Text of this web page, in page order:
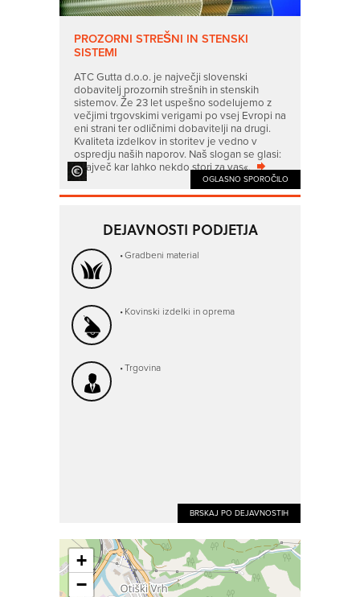
PROZORNI STREŠNI IN STENSKI
SISTEMI
ATC Gutta d.o.o. je največji slovenski
dobavitelj prozornih strešnih in stenskih
sistemov. Že 23 let uspešno sodelujemo z
večjimi trgovskimi verigami po vsej Evropi na
eni strani ter odličnimi dobavitelji na drugi.
Kvaliteta izdelkov in storitev je vedno v
ospredju naših naporov. Naš slogan se glasi:
»Največ kar lahko nekdo stori za vas«.
OGLASNO SPOROČILO
DEJAVNOSTI PODJETJA
Gradbeni material
Kovinski izdelki in oprema
Trgovina
BRSKAJ PO DEJAVNOSTIH
+
−